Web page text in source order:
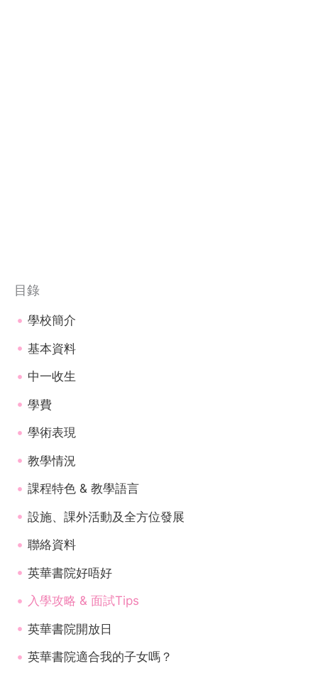
目錄
學校簡介
基本資料
中一收生
學費
學術表現
教學情況
課程特色 & 教學語言
設施、課外活動及全方位發展
聯絡資料
英華書院好唔好
入學攻略 & 面試Tips
英華書院開放日
英華書院適合我的子女嗎？